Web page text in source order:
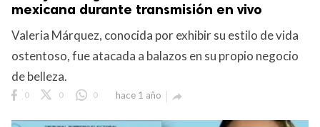
mexicana durante transmisión en vivo
Valeria Márquez, conocida por exhibir su estilo de vida
ostentoso, fue atacada a balazos en su propio negocio
de belleza.
0 0 0 hace 1 año 